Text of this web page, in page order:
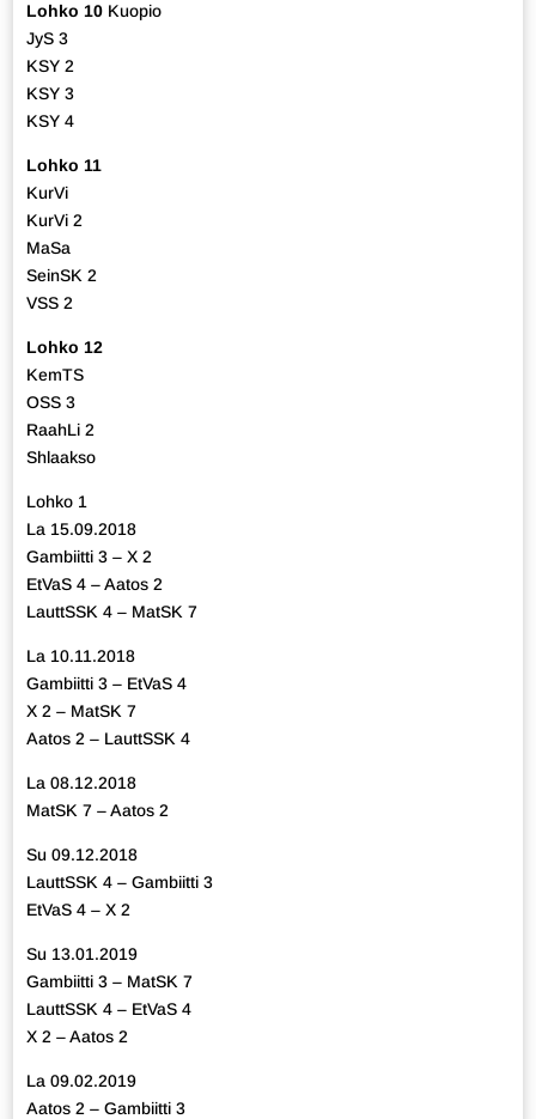
Lohko 10Kuopio
JyS 3
KSY 2
KSY 3
KSY 4
Lohko 11
KurVi
KurVi 2
MaSa
SeinSK 2
VSS 2
Lohko 12
KemTS
OSS 3
RaahLi 2
Shlaakso
Lohko 1
La 15.09.2018
Gambiitti 3 – X 2
EtVaS 4 – Aatos 2
LauttSSK 4 – MatSK 7
La 10.11.2018
Gambiitti 3 – EtVaS 4
X 2 – MatSK 7
Aatos 2 – LauttSSK 4
La 08.12.2018
MatSK 7 – Aatos 2
Su 09.12.2018
LauttSSK 4 – Gambiitti 3
EtVaS 4 – X 2
Su 13.01.2019
Gambiitti 3 – MatSK 7
LauttSSK 4 – EtVaS 4
X 2 – Aatos 2
La 09.02.2019
Aatos 2 – Gambiitti 3